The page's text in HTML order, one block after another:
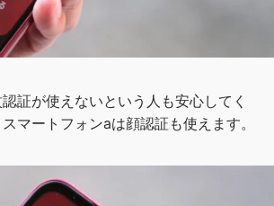
証が使えないという人も安心してく
マートフォンaは顔認証も使えます。